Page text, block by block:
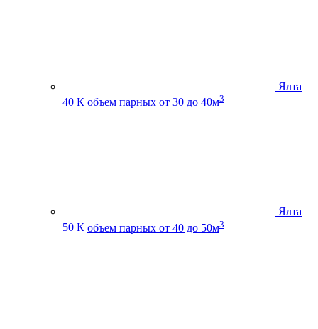
Ялта
40 К объем парных от 30 до 40м3
Ялта
50 К объем парных от 40 до 50м3